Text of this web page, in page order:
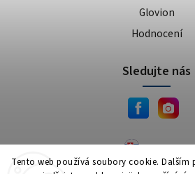
Tento web používá soubory cookie.
Glovion
Hodnocení
Sledujte nás
JEMA.sk